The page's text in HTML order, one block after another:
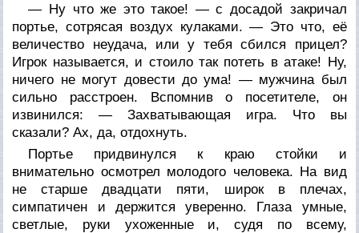
— Ну что же это такое! — с досадой закричал
портье, сотрясая воздух кулаками. — Это что, её
величество неудача, или у тебя сбился прицел?
Игрок называется, и стоило так потеть в атаке! Ну,
ничего не могут довести до ума! — мужчина был
сильно расстроен. Вспомнив о посетителе, он
извинился: — Захватывающая игра. Что вы
сказали? Ах, да, отдохнуть.
Портье придвинулся к краю стойки и
внимательно осмотрел молодого человека. На вид
не старше двадцати пяти, широк в плечах,
симпатичен и держится уверенно. Глаза умные,
светлые, руки ухоженные и, судя по всему,